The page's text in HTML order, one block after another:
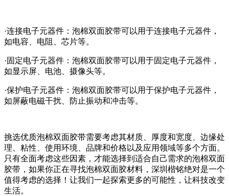
·连接电子元器件：泡棉双面胶带可以用于连接电子元器件，
如电容、电阻、芯片等。
·固定电子元器件：泡棉双面胶带可以用于固定电子元器件，
如显示屏、电池、摄像头等。
·保护电子元器件：泡棉双面胶带可以用于保护电子元器件，
如屏蔽电磁干扰、防止振动和冲击等。
挑选优质泡棉双面胶带需要考虑其材质、厚度和宽度、边缘处
理、粘性、使用环境、品牌和价格以及应用领域等多个方面。
只有全面考虑这些因素，才能选择到适合自己需求的泡棉双面
胶带，如果你正在寻找泡棉双面胶材料，深圳楷铭绝对是一个
值得考虑的选择！让我们一起探索更多的可能性，让科技改变
生活。